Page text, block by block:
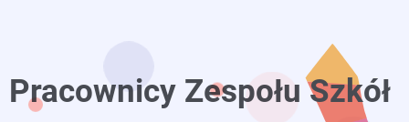
Pracownicy Zespołu Szkół